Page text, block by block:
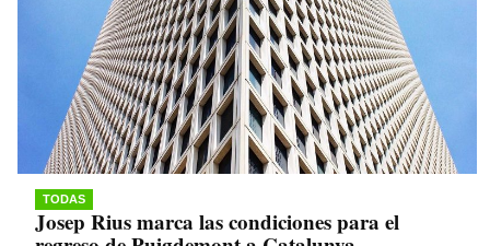
TODAS
Josep Rius marca las condiciones para el